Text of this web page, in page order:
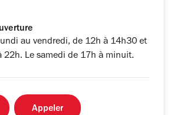
au vendredi, de 12h à 14h30 et
22h. Le samedi de 17h à minuit.
Appeler